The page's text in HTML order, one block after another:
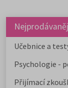
Učebnice a
Psychologie -
Přijímací